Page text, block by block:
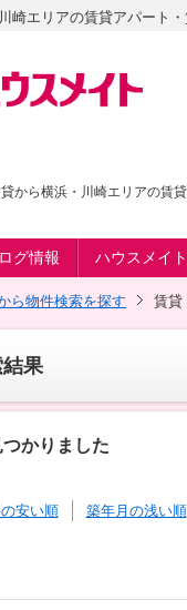
崎エリアの賃貸アパート
から横浜・川崎エリアの賃
グ情報 ハウスメイ
ら物件検索を探す 賃貸
果
かりました
安い順 築年月の浅い順